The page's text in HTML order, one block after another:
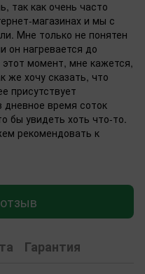
так как очень часто
магазинах и мы с
Мне только не понятен
он нагревается до
момент, мне кажется,
же хочу сказать, что
присутствует
дневное время соток
бы увидеть хоть что-то.
рекомендовать к
Гарантия